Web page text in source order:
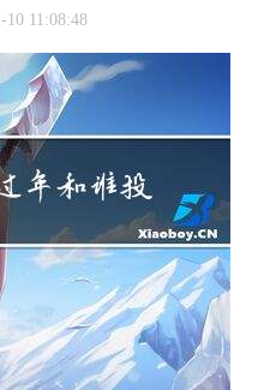
10 11:08:48